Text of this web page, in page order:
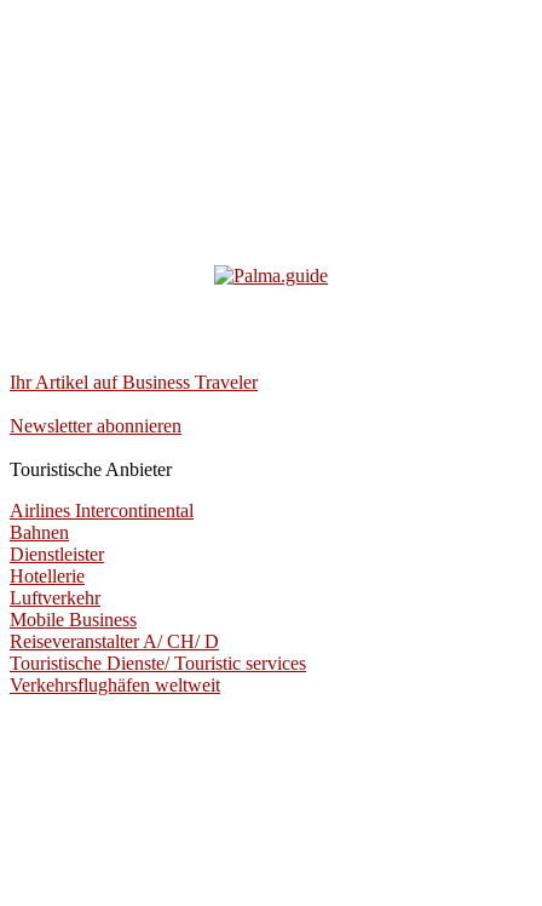
Ihr Artikel auf Business Traveler
Newsletter abonnieren
Touristische Anbieter
Airlines Intercontinental
Bahnen
Dienstleister
Hotellerie
Luftverkehr
Mobile Business
Reiseveranstalter A/ CH/ D
Touristische Dienste/ Touristic services
Verkehrsflughäfen weltweit